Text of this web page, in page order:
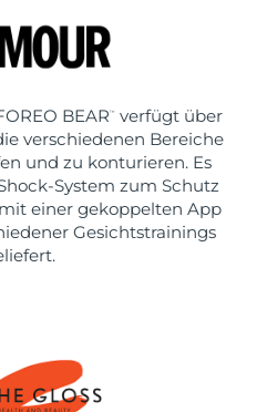
BEAR ™
verfügt über
verschiedenen Bereiche
und zu konturieren. Es
System zum Schutz
einer gekoppelten App
Gesichtstrainings